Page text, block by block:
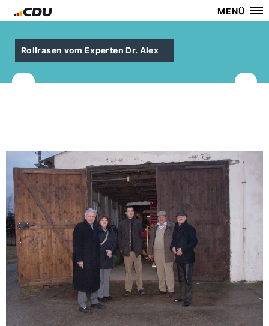
MENÜ
Rollrasen vom Experten Dr. Alex